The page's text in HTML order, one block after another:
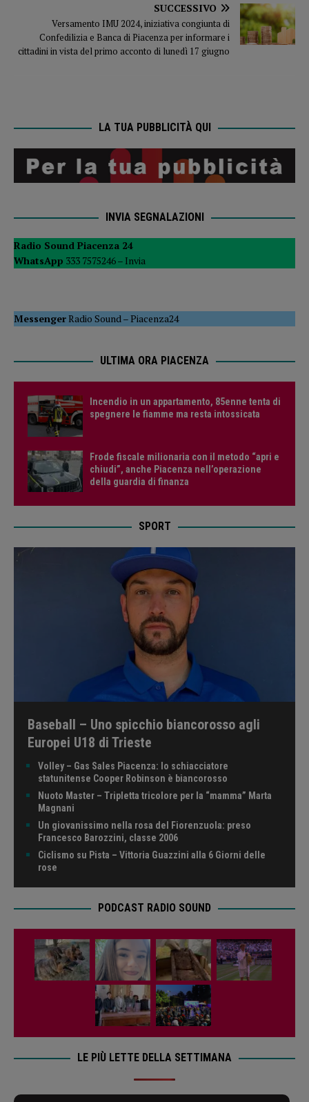
SUCCESSIVO
Versamento IMU 2024, iniziativa congiunta di
Confedilizia e Banca di Piacenza per informare i
cittadini in vista del primo acconto di lunedì 17 giugno
LA TUA PUBBLICITÀ QUI
INVIA SEGNALAZIONI
Radio Sound Piacenza 24
WhatsApp 333 7575246 – Invia
MessengerRadio Sound–Piacenza24
ULTIMA ORA PIACENZA
Incendio in un appartamento, 85enne tenta di
spegnere le fiamme ma resta intossicata
Frode fiscale milionaria con il metodo “apri e
chiudi”, anche Piacenza nell’operazione
della guardia di finanza
SPORT
Baseball – Uno spicchio biancorosso agli
Europei U18 di Trieste
Volley – Gas Sales Piacenza: lo schiacciatore
statunitense Cooper Robinson è biancorosso
Nuoto Master – Tripletta tricolore per la “mamma” Marta
Magnani
Un giovanissimo nella rosa del Fiorenzuola: preso
Francesco Barozzini, classe 2006
Ciclismo su Pista – Vittoria Guazzini alla 6 Giorni delle
rose
PODCAST RADIO SOUND
LE PIÙ LETTE DELLA SETTIMANA